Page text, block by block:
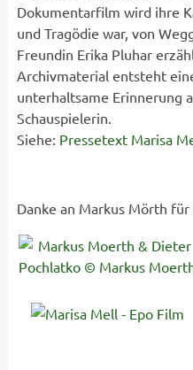
Dokumentarfilm wird ihre
und Tragödie war, von
Freundin Erika Pluhar
Archivmaterial entsteht
unterhaltsame Erinnerung
Schauspielerin.
Siehe: Pressetext Marisa
Danke an Markus Mörth für